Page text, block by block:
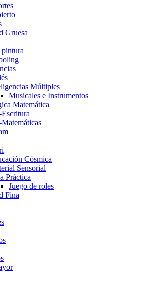
Gruesa
Múltiples
Musicales e Instrumentos
Matemática
Escritura
Matemáticas
Cósmica
Sensorial
Práctica
Juego de roles
Fina